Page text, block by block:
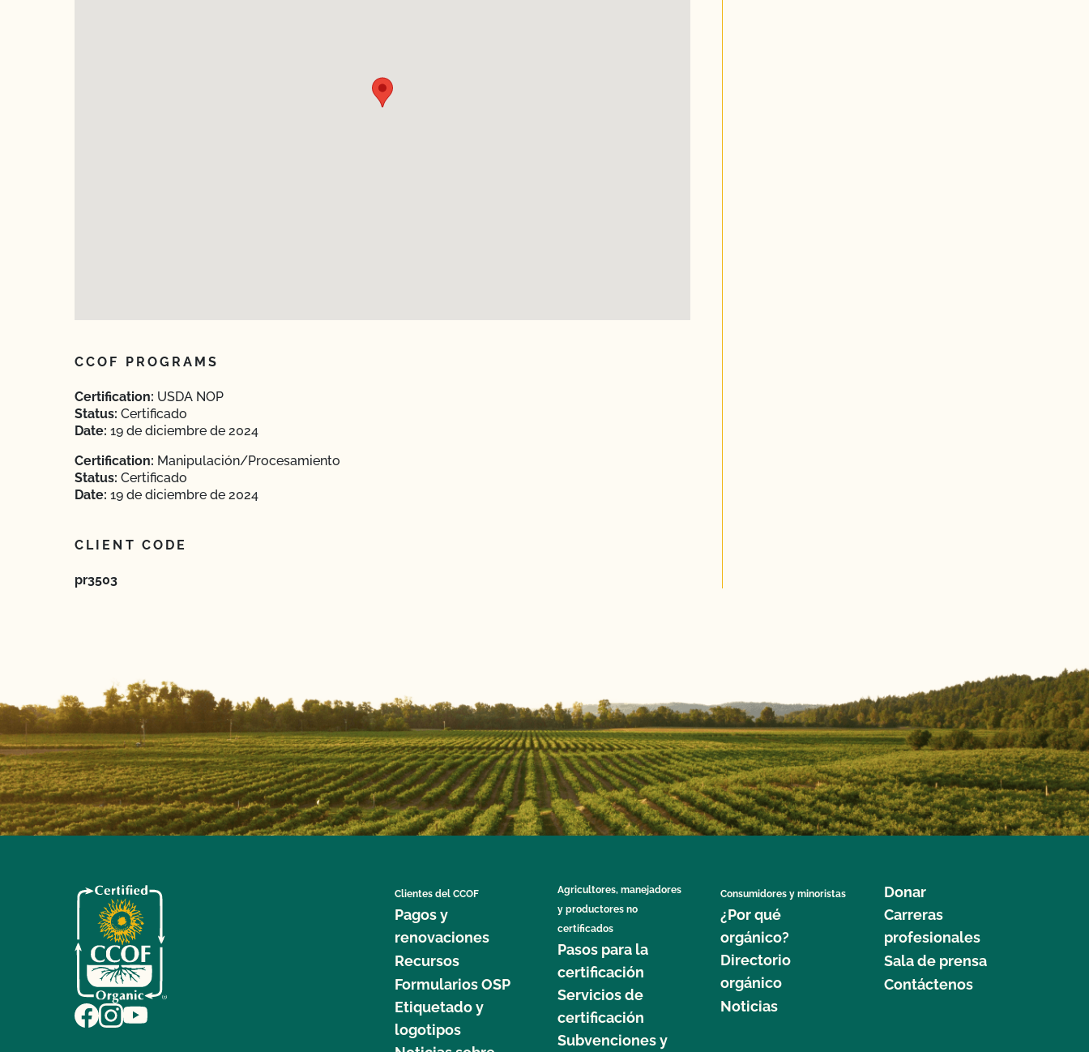
CCOF PROGRAMS
Certification: USDA NOP
Status: Certificado
Date: 19 de diciembre de 2024
Certification: Manipulación/Procesamiento
Status: Certificado
Date: 19 de diciembre de 2024
CLIENT CODE
pr3503
Clientes del CCOF
Pagos y
renovaciones
Recursos
Formularios OSP
Etiquetado y
logotipos
Agricultores, manejadores
y productores no
certificados
Pasos para la
certificación
Servicios de
certificación
Subvenciones y
Consumidores y minoristas
¿Por qué
orgánico?
Directorio
orgánico
Noticias
Donar
Carreras
profesionales
Sala de prensa
Contáctenos